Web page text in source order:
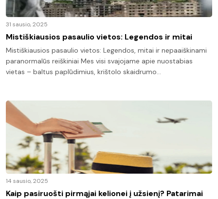
31 sausio, 2025
Mistiškiausios pasaulio vietos: Legendos ir mitai
Mistiškiausios pasaulio vietos: Legendos, mitai ir nepaaiškinami
paranormalūs reiškiniai Mes visi svajojame apie nuostabias
vietas – baltus paplūdimius, krištolo skaidrumo…
14 sausio, 2025
Kaip pasiruošti pirmąjai kelionei į užsienį? Patarimai